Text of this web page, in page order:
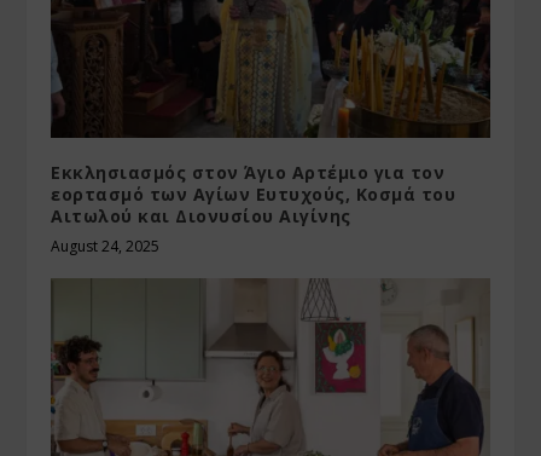
Εκκλησιασμός στον Άγιο Αρτέμιο για τον
εορτασμό των Αγίων Ευτυχούς, Κοσμά του
Αιτωλού και Διονυσίου Αιγίνης
August 24, 2025